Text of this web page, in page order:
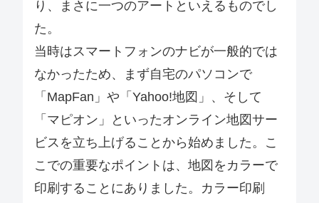
り、まさに一つのアートといえるものでし
た。
当時はスマートフォンのナビが一般的では
なかったため、まず自宅のパソコンで
「MapFan」や「Yahoo!地図」、そして
「マピオン」といったオンライン地図サー
ビスを立ち上げることから始めました。こ
こでの重要なポイントは、地図をカラーで
印刷することにありました。カラー印刷